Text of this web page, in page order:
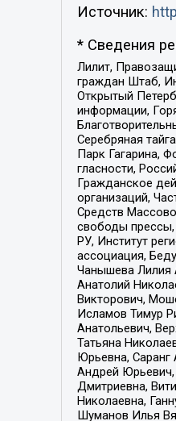
Источник:
* Сведения
Лилит,
граждан Штаб,
Открытый
информации,
Серебряная
Парк Гагарина,
гласности,
Гражданское
организаций,
Средств
свободы прессы,
РУ, Институт
ассоциация,
Чанышева Лилия
Анатолий
Викторович,
Исламов Тимур
Анатольевич,
Татьяна
Юрьевна, Саранг
Андрей Юрьевич,
Дмитриевна,
Николаевна,
Шуманов Илья